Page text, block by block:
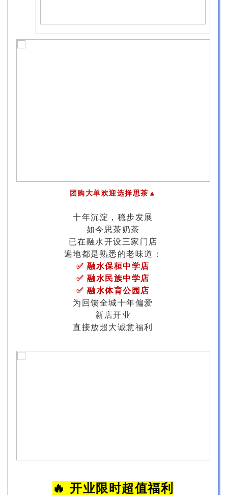
团购大单欢迎选择思茶▲
十年沉淀，稳步发展
如今思茶奶茶
已在融水开设三家门店
遍地都是熟悉的老味道：
✅ 融水保桓中学店
✅ 融水民族中学店
✅ 融水体育公园店
为回馈全城十年偏爱
新店开业
直接放超大诚意福利
🔥 开业限时超值福利